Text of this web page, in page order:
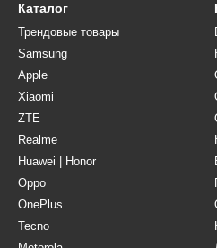
камеры и
защитное стекло на экран
зарядные устройства,
Hot
CaseYou.com.ua.
смартфоном
Каталог
Трендовые товары
Samsung
Apple
Xiaomi
ZTE
Realme
Huawei | Honor
Oppo
OnePlus
Tecno